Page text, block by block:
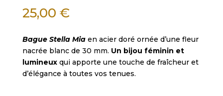
25,00 €
Bague Stella Mia en acier doré ornée d’une fleur
nacrée blanc de 30 mm. Un bijou féminin et
lumineuxqui apporte une touche de fraîcheur et
d’élégance à toutes vos tenues.